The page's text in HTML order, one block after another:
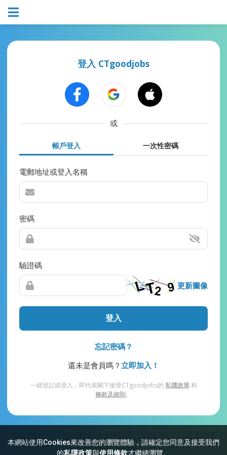
本網站使用Cookies來改善您的瀏覽體驗，請確定您同意及接受我們
的私隱政策與使用條款才繼續瀏覽。
登入 CTgoodjobs
或
帳戶登入 一次性密碼
電郵地址或登入名稱
密碼
驗證碼
更新圖像
登入
忘記密碼？
還未是會員嗎？ 立即加入！
一經登記或登入，即代表閣下接受CTgoodjobs的 私隱政策和
條款及細則。
網站索引 常見問題 私隱 條款及細則